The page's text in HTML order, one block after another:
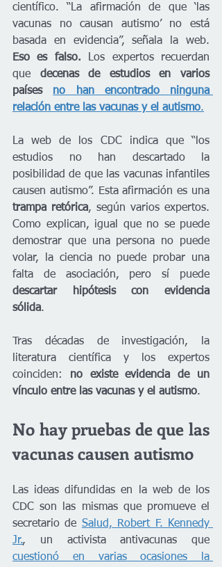
científico. “La afirmación de que ‘las
vacunas no causan autismo’ no está
Eso es falso. Los expertos recuerdan
que decenas de estudios en varios
países no han encontrado ninguna
relación entre las vacunas y el autismo.
La web de los CDC indica que “los
estudios no han descartado la
posibilidad de que las vacunas infantiles
trampa retórica, según varios expertos.
Como explican, igual que no se puede
demostrar que una persona no puede
volar, la ciencia no puede probar una
descartar hipótesis con evidencia
sólida.
Tras décadas de investigación, la
literatura científica y los expertos
coinciden: no existe evidencia de un
vínculo entre las vacunas y el autismo.
No hay pruebas de que las
vacunas causen autismo
Las ideas difundidas en la web de los
CDC son las mismas que promueve el
secretario de Salud, Robert F. Kennedy
Jr.
cuestionó en varias ocasiones la